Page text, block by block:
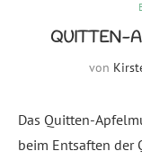
QUITTEN-
von
Das Quitten-
beim Entsaften der